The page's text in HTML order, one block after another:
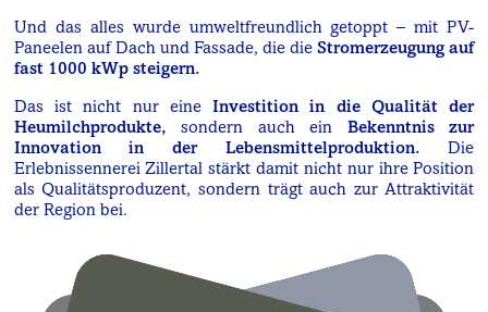
Und das alles wurde umweltfreundlich getoppt – mit PV-
Paneelen auf Dach und Fassade, die dieStromerzeugung auf
fast 1000 kWp steigern.
Das ist nicht nur eineInvestition in die Qualität der
Heumilchprodukte, sondern auch ein Bekenntnis zur
Innovation in der Lebensmittelproduktion. Die
Erlebnissennerei Zillertal stärkt damit nicht nur ihre Position
als Qualitätsproduzent, sondern trägt auch zur Attraktivität
der Region bei.